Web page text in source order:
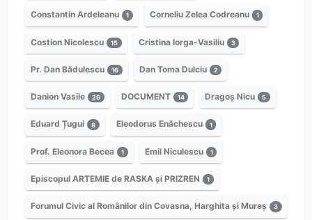
Constantin Ardeleanu 1 Corneliu Zelea Codreanu 1
Costion Nicolescu 15 Cristina Iorga-Vasiliu 3
Pr. Dan Bădulescu 16 Dan Toma Dulciu 2
Danion Vasile 26 DOCUMENT 14 Dragoș Nicu 5
Eduard Țugui 8 Eleodorus Enăchescu 1
Prof. Eleonora Becea 1 Emil Niculescu 1
Episcopul ARTEMIE de RASKA și PRIZREN 1
Forumul Civic al Românilor din Covasna, Harghita și Mureș 3